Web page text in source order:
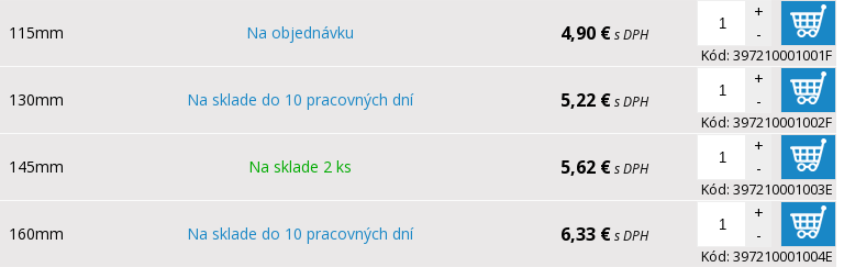
115mm Na objednávku 4,90 €s DPH
+
-
Kód: 397210001001F
130mm Na sklade do 10 pracovných dní 5,22 €s DPH
+
-
Kód: 397210001002F
145mm Na sklade 2 ks 5,62 €s DPH
+
-
Kód: 397210001003E
160mm Na sklade do 10 pracovných dní 6,33 €s DPH
+
-
Kód: 397210001004E